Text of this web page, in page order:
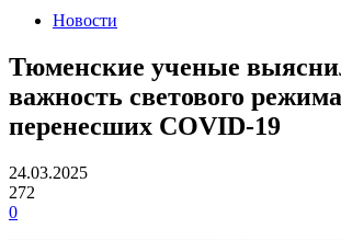
Новости
Тюменские ученые
важность светового
перенесших COVID-19
24.03.2025
272
0